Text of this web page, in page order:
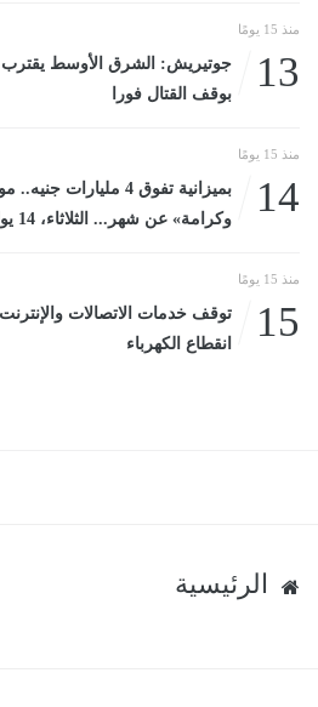
منذ 15 يومًا
13
جوتيريش: الشرق الأوسط
بوقف القتال فورا
منذ 15 يومًا
14
بميزانية تفوق 4
وكرامة» عن شهر... الثلاثاء، 14 يوليو 2026 10:46 صـ
منذ 15 يومًا
15
توقف خدمات الاتصالات
انقطاع الكهرباء
الرئيسية